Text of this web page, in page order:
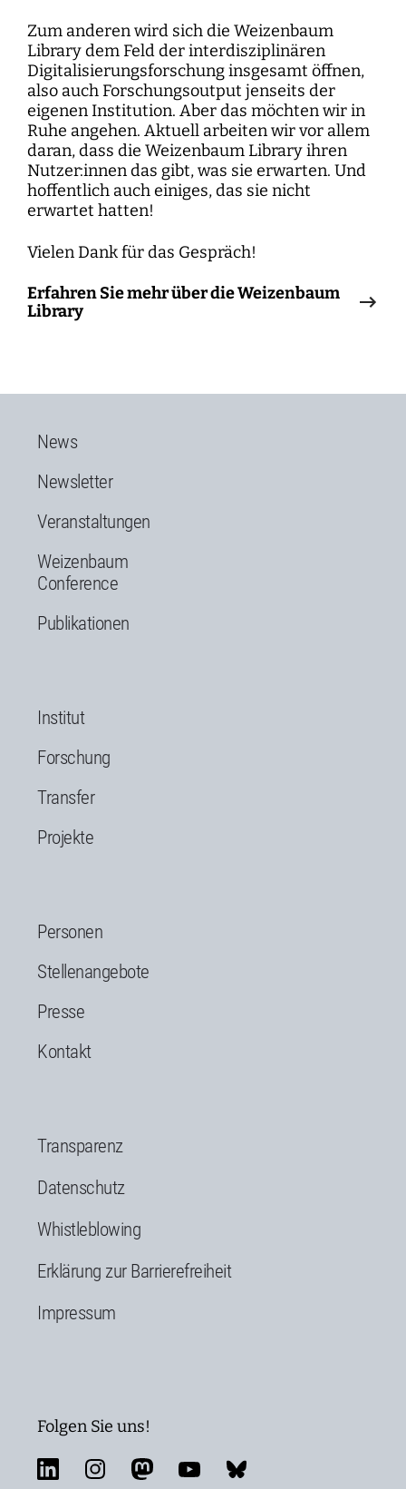
Zum anderen wird sich die Weizenbaum
Library dem Feld der interdisziplinären
Digitalisierungsforschung insgesamt öffnen,
also auch Forschungsoutput jenseits der
eigenen Institution. Aber das möchten wir in
Ruhe angehen. Aktuell arbeiten wir vor allem
daran, dass die Weizenbaum Library ihren
Nutzer:innen das gibt, was sie erwarten. Und
hoffentlich auch einiges, das sie nicht
erwartet hatten!
Vielen Dank für das Gespräch!
Erfahren Sie mehr über die Weizenbaum
Library
News
Newsletter
Veranstaltungen
Weizenbaum
Conference
Publikationen
Institut
Forschung
Transfer
Projekte
Personen
Stellenangebote
Presse
Kontakt
Transparenz
Datenschutz
Whistleblowing
Erklärung zur Barrierefreiheit
Impressum
Folgen Sie uns!